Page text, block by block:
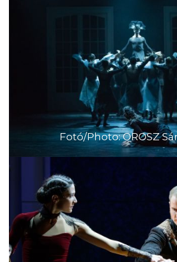
Fotó/Photo: OROSZ